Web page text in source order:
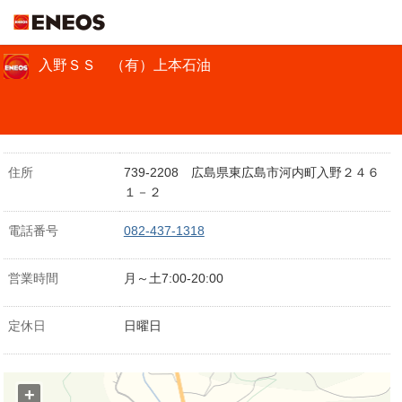
入野ＳＳ （有）上本石油
住所
739-2208 広島県東広島市河内町入野２４６
１－２
電話番号 082-437-1318
営業時間 月～土7:00-20:00
定休日 日曜日
+